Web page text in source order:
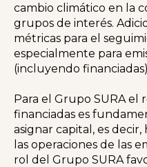
cambio climático en la
grupos de interés.
métricas para el
especialmente para
(incluyendo
Para el Grupo SURA el
financiadas es
asignar capital, es
las operaciones de las
rol del Grupo SURA